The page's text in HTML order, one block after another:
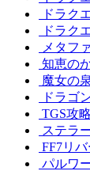
ドラク
ドラク
メタフ
知恵の
魔女の
ドラゴ
TGS攻略
ステラ
FF7リ
パルワ